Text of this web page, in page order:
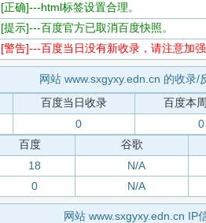
[正确]---html标签设置合理。
[提示]---百度官方已取消百度快照。
[警告]---百度当日没有新收录，请注意加
网站 www.sxgyxy.edn.cn 的收录/
百度当日收录
百度本
0
0
百度
谷歌
18
N/A
0 N/A
网站 www.sxgyxy.edn.cn IP